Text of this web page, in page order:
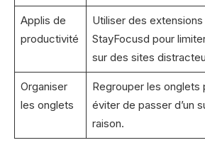
Applis de
productivité
Utiliser des
StayFocusd pour
sur des sites
Organiser
les onglets
Regrouper les onglets
éviter de passer d’un
raison.